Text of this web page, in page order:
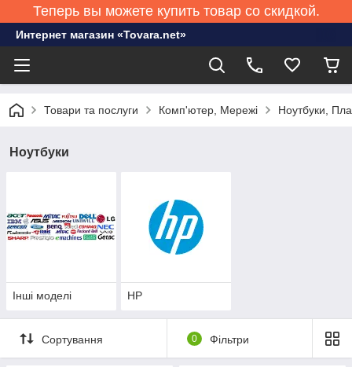
Теперь вы можете купить товар со скидкой.
Интернет магазин «Tovara.net»
Товари та послуги Комп'ютер, Мережі Ноутбуки,
Ноутбуки
Інші моделі HP
Сортування 0 Фільтри